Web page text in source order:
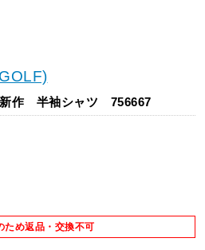
作 半袖シャツ 756667
ため返品・交換不可